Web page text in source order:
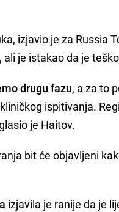
izjavio je za Russia
je istakao da je
drugu fazu, a za to
ispitivanja.
je Haitov.
bit će objavljeni
izjavila je ranije da je